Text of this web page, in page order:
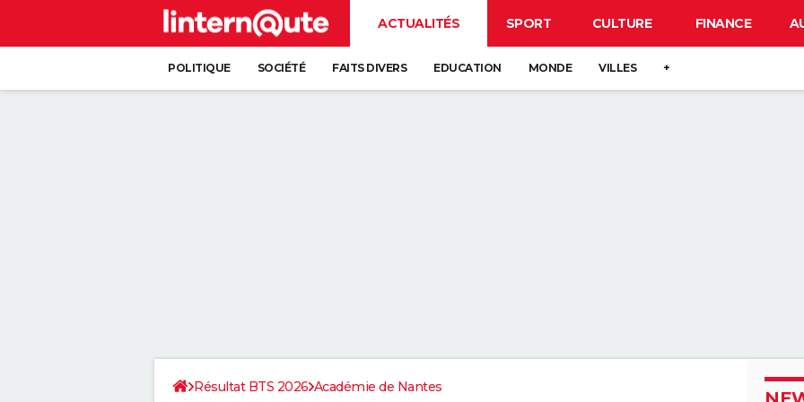
ACTUALITÉS SPORT CULTURE FINANCE
POLITIQUE SOCIÉTÉ FAITS DIVERS EDUCATION MONDE VILLES +
Résultat BTS 2026 Académie de Nantes